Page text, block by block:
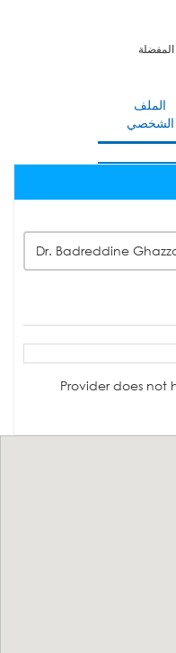
الملف
الشخصي
Dr. Badreddine
Provider does not